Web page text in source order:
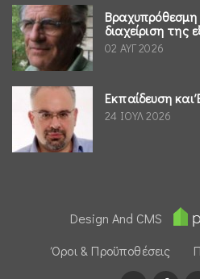
Βραχυπρόθεσμη
διαχείριση της
02 ΑΥΓ 2026
Εκπαίδευση και
24 ΙΟΥΛ 2026
Design And CMS
Όροι & Προϋποθέσεις